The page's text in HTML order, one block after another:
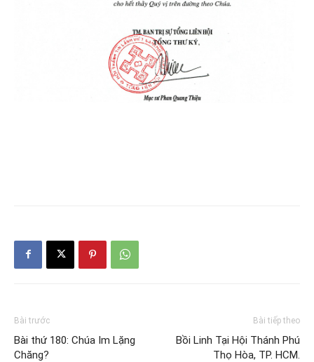
Bài trước
Bài thứ 180: Chúa Im Lặng
Chăng?
Bài tiếp theo
Bồi Linh Tại Hội Thánh Phú
Thọ Hòa, TP. HCM.